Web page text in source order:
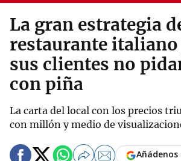
La gran estrategia
restaurante italiano
sus clientes no
con piña
La carta del local con los precios
con millón y medio de
Añádenos